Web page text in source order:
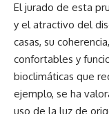
El jurado de esta
y el atractivo del
casas, su
confortables y
bioclimáticas que
ejemplo, se ha
uso de la luz de